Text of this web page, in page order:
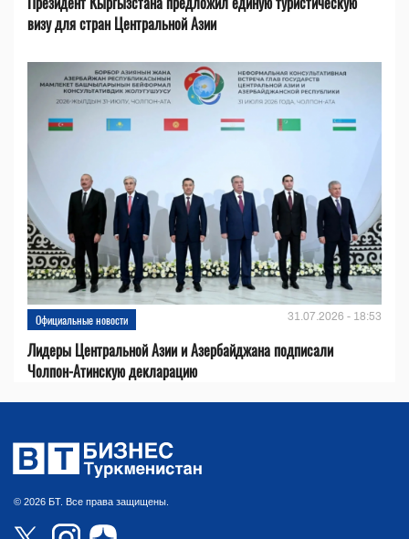
визу для стран Центральной Азии
Официальные новости 31.07.2026 - 18:53
Лидеры Центральной Азии и Азербайджана подписали
Чолпон-Атинскую декларацию
© 2026 БТ. Все права защищены.